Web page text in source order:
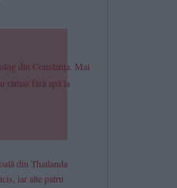
din Constanța. Mai
rămas fără apă la
din Thailanda
iar alte patru